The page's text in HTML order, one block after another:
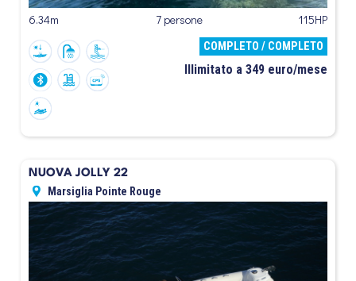
6.34m 7 persone 115HP
COMPLETO / COMPLETO
Illimitato a 349 euro/mese
NUOVA JOLLY 22
Marsiglia Pointe Rouge